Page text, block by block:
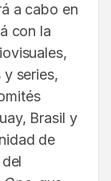
a cabo en
con la
series,
Brasil y
de